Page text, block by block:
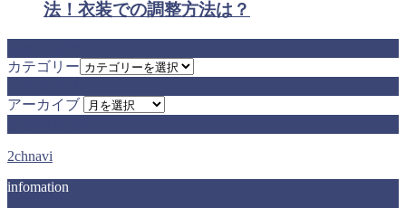
法！衣装での調整方法は？
カテゴリー
アーカイブ
2chnavi
infomation